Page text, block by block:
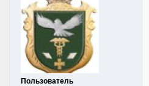
Пользователь